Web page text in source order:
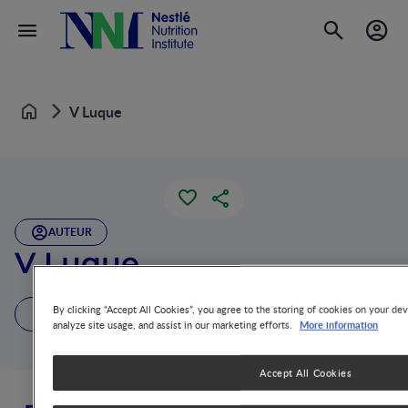
Home V Luque
AUTEUR
V Luque
1 Publication
By clicking “Accept All Cookies”, you agree to the storing of cookies on your
analyze site usage, and assist in our marketing efforts.
More information
Accept All Cookies